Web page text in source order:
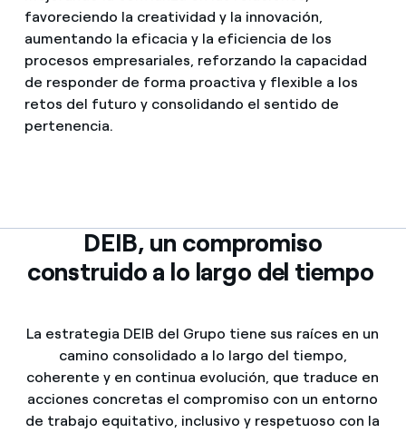
favoreciendo la creatividad y la innovación,
aumentando la eficacia y la eficiencia de los
procesos empresariales, reforzando la capacidad
de responder de forma proactiva y flexible a los
retos del futuro y consolidando el sentido de
pertenencia.
DEIB, un compromiso
construido a lo largo del tiempo
La estrategia DEIB del Grupo tiene sus raíces en un
camino consolidado a lo largo del tiempo,
coherente y en continua evolución, que traduce en
acciones concretas el compromiso con un entorno
de trabajo equitativo, inclusivo y respetuoso con la